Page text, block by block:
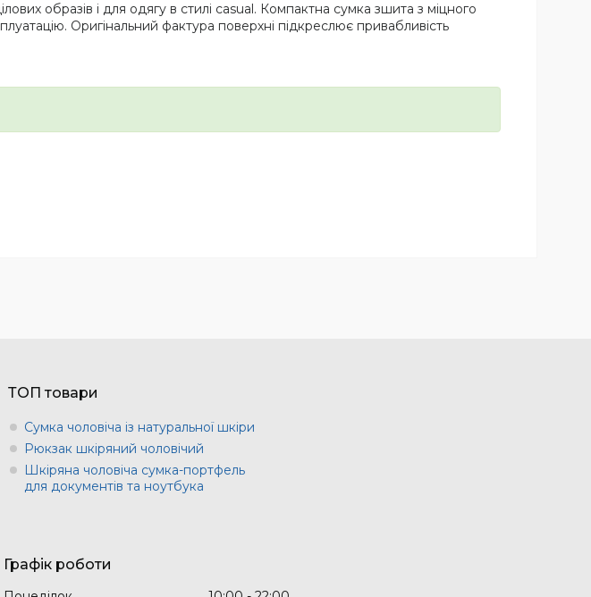
образів і для одягу в стилі casual. Компактна сумка зшита з міцного
Оригінальний фактура поверхні підкреслює привабливість
ТОП товари
Сумка чоловіча із натуральної шкіри
Рюкзак шкіряний чоловічий
Шкіряна чоловіча сумка-портфель
для документів та ноутбука
Графік роботи